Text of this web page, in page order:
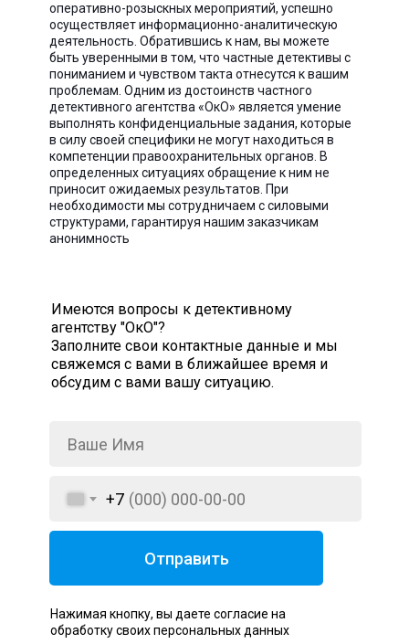
оперативно-розыскных мероприятий, успешно
осуществляет информационно-аналитическую
деятельность. Обратившись к нам, вы можете
быть уверенными в том, что частные детективы с
пониманием и чувством такта отнесутся к вашим
проблемам. Одним из достоинств частного
детективного агентства «ОкО» является умение
выполнять конфиденциальные задания, которые
в силу своей специфики не могут находиться в
компетенции правоохранительных органов. В
определенных ситуациях обращение к ним не
приносит ожидаемых результатов. При
необходимости мы сотрудничаем с силовыми
структурами, гарантируя нашим заказчикам
анонимность
Имеются вопросы к детективному
агентству "ОкО"?
Заполните свои контактные данные и мы
свяжемся с вами в ближайшее время и
обсудим с вами вашу ситуацию.
+7
Отправить
Нажимая кнопку, вы даете согласие на
обработку своих персональных данных